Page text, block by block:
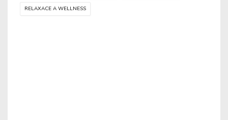
RELAXACE A WELLNESS